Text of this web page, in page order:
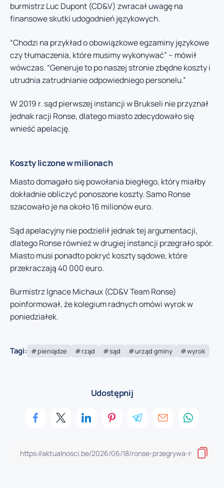
burmistrz Luc Dupont (CD&V) zwracał uwagę na
finansowe skutki udogodnień językowych.
“Chodzi na przykład o obowiązkowe egzaminy językowe
czy tłumaczenia, które musimy wykonywać” – mówił
wówczas. “Generuje to po naszej stronie zbędne koszty i
utrudnia zatrudnianie odpowiedniego personelu.”
W 2019 r. sąd pierwszej instancji w Brukseli nie przyznał
jednak racji Ronse, dlatego miasto zdecydowało się
wnieść apelację.
Koszty liczone w milionach
Miasto domagało się powołania biegłego, który miałby
dokładnie obliczyć ponoszone koszty. Samo Ronse
szacowało je na około 16 milionów euro.
Sąd apelacyjny nie podzielił jednak tej argumentacji,
dlatego Ronse również w drugiej instancji przegrało spór.
Miasto musi ponadto pokryć koszty sądowe, które
przekraczają 40 000 euro.
Burmistrz Ignace Michaux (CD&V Team Ronse)
poinformował, że kolegium radnych omówi wyrok w
poniedziałek.
Tagi: pieniądze rząd sąd urząd gminy wyrok
Udostępnij